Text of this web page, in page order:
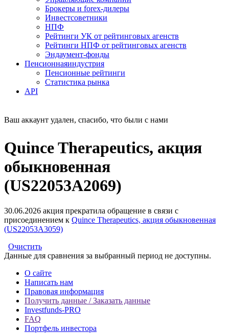
Брокеры и forex-дилеры
Инвестсоветники
НПФ
Рейтинги УК от рейтинговых агенств
Рейтинги НПФ от рейтинговых агенств
Эндаумент-фонды
Пенсионнаяиндустрия
Пенсионные рейтинги
Статистика рынка
API
Ваш аккаунт удален, спасибо, что были с нами
Quince Therapeutics, акция
обыкновенная
(US22053A2069)
30.06.2026 акция прекратила обращение в связи с
присоединением к Quince Therapeutics, акция обыкновенная
(US22053A3059)
Очистить
Данные для сравнения за выбранный период не доступны.
О сайте
Написать нам
Правовая информация
Получить данные / Заказать данные
Investfunds-PRO
FAQ
Портфель инвестора